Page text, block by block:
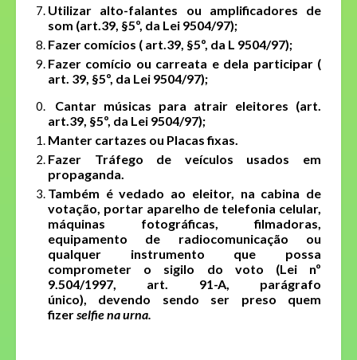
Utilizar alto-falantes ou amplificadores de
som (art.39, §5º, da Lei 9504/97);
Fazer comícios ( art.39, §5º, da L 9504/97);
Fazer comício ou carreata e dela participar (
art. 39, §5º, da Lei 9504/97);
Cantar músicas para atrair eleitores (art.
art.39, §5º, da Lei 9504/97);
Manter cartazes ou Placas fixas.
Fazer Tráfego de veículos usados em
propaganda.
Também é vedado ao eleitor, na cabina de
votação, portar aparelho de telefonia celular,
máquinas fotográficas, filmadoras,
equipamento de radiocomunicação ou
qualquer instrumento que possa
comprometer o sigilo do voto (Lei nº
9.504/1997, art. 91-A, parágrafo
único), devendo sendo ser preso quem
fizerselfie na urna.